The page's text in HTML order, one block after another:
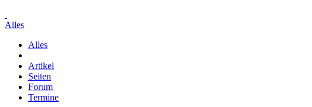
Alles
Alles
Artikel
Seiten
Forum
Termine